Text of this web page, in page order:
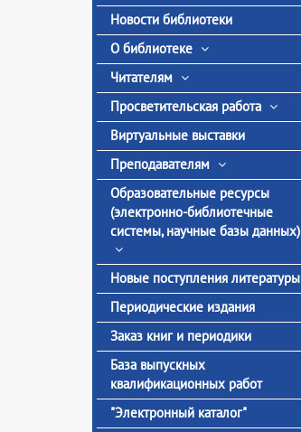
Новости библиотеки
О библиотеке
Читателям
Просветительская работа
Виртуальные выставки
Преподавателям
Образовательные ресурсы
(электронно-библиотечные
системы, научные базы данных)
Новые поступления литературы
Периодические издания
Заказ книг и периодики
База выпускных
квалификационных работ
"Электронный каталог"